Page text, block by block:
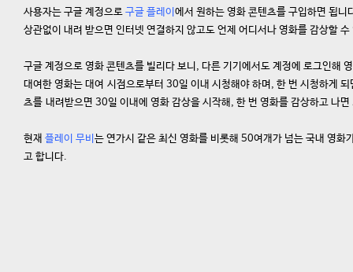
사용자는 구글 계정으로 구글 플레이 에서 원하는 영화 콘텐츠를 구입하면 됩니
상관없이 내려 받으면 인터넷 연결하지 않고도 언제 어디서나 영화를 감상할
구글 계정으로 영화 콘텐츠를 빌리다 보니, 다른 기기에서도 계정에 로그인해
대여한 영화는 대여 시점으로부터 30일 이내 시청해야 하며, 한 번 시청하게
츠를 내려받으면 30일 이내에 영화 감상을 시작해, 한 번 영화를 감상하고 나
현재 플레이 무비 는 연가시 같은 최신 영화를 비롯해 50여개가 넘는 국내 영
고 합니다.